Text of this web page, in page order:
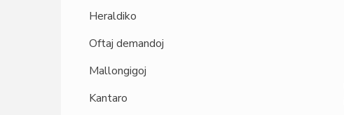
Heraldiko
Oftaj demandoj
Mallongigoj
Kantaro